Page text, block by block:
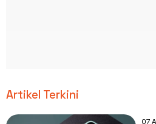
Artikel Terkini
07